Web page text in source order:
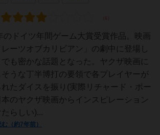
のドイツ年間ゲーム大賞受賞作品。映画
レーツオブカリビアン」の劇中に登場し
も密かな話題となった。ヤクザ映画に
そうな丁半博打の要領で各プレイヤーが
たダイスを振り(実際リチャード・ボー
本のヤクザ映画からインスピレーション
たらしい)...
（約7年前）